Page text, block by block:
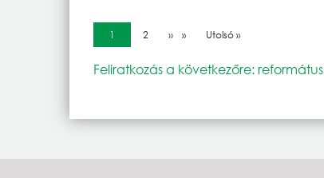
Oldalszámozás
Jelenlegi oldal
1 Oldal
2 Következő oldal
›› Utolsó oldal
Utolsó »
Feliratkozás a következőre: református